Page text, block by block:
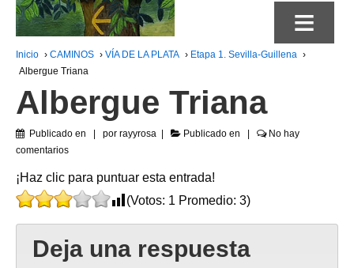
≡
Inicio › CAMINOS › VÍA DE LA PLATA › Etapa 1. Sevilla-Guillena ›
Albergue Triana
Albergue Triana
Publicado en por rayyrosa Publicado en
No hay
comentarios
¡Haz clic para puntuar esta entrada!
(Votos: 1 Promedio: 3)
Deja una respuesta